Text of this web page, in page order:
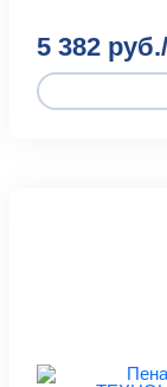
5 382